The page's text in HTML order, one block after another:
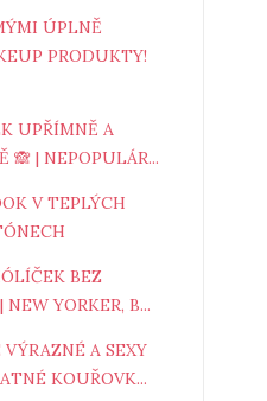
ÚPLNĚ
PRODUKTY!
UPŘÍMNĚ A
🙈 | NEPOPULÁR...
V TEPLÝCH
BEZ
YORKER, B...
A SEXY
KOUŘOVK...